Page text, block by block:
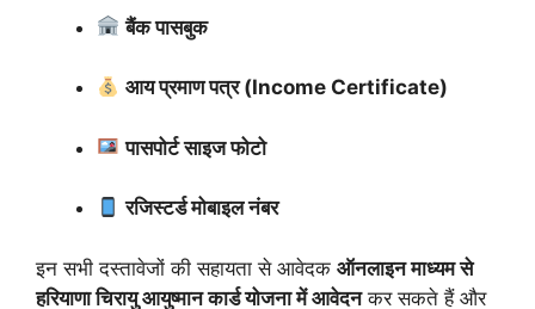
बैंक पासबुक
आय प्रमाण पत्र (Income Certificate)
पासपोर्ट साइज फोटो
रजिस्टर्ड मोबाइल नंबर
इन सभी दस्तावेजों की सहायता से आवेदक ऑनलाइन माध्यम से
हरियाणा चिरायु आयुष्मान कार्ड योजना में आवेदनकर सकते हैं और